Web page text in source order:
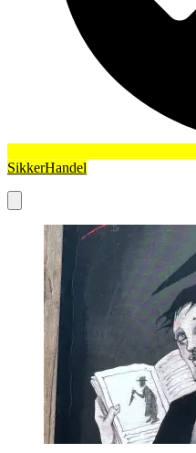
SikkerHandel